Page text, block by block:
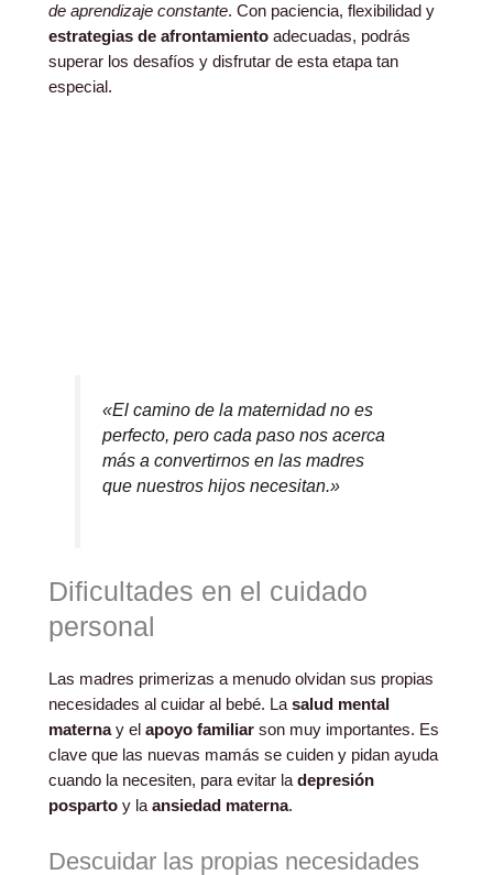
de aprendizaje constante. Con paciencia, flexibilidad y
estrategias de afrontamiento adecuadas, podrás
superar los desafíos y disfrutar de esta etapa tan
especial.
«El camino de la maternidad no es
perfecto, pero cada paso nos acerca
más a convertirnos en las madres
que nuestros hijos necesitan.»
Dificultades en el cuidado
personal
Las madres primerizas a menudo olvidan sus propias
necesidades al cuidar al bebé. Lasalud mental
maternay el apoyo familiar son muy importantes. Es
clave que las nuevas mamás se cuiden y pidan ayuda
cuando la necesiten, para evitar ladepresión
posparto y laansiedad materna.
Descuidar las propias necesidades